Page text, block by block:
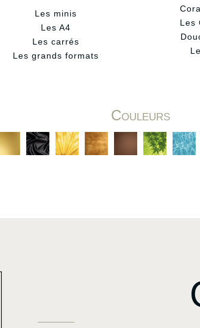
Les minis
Les A4
Les carrés
Les grands formats
Les
Couleurs
C C C C C C